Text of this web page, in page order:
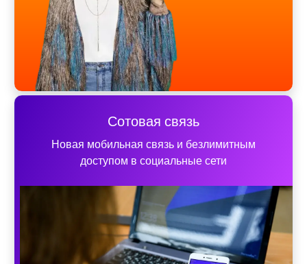
Сотовая связь
Новая мобильная связь и безлимитным
доступом в социальные сети